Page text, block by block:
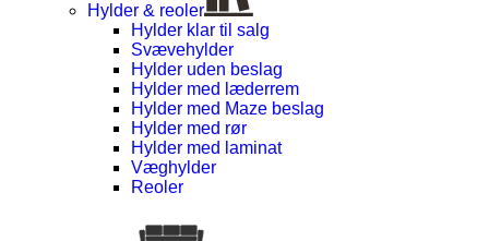
Hylder & reoler
Hylder klar til salg
Svævehylder
Hylder uden beslag
Hylder med læderrem
Hylder med Maze beslag
Hylder med rør
Hylder med laminat
Væghylder
Reoler